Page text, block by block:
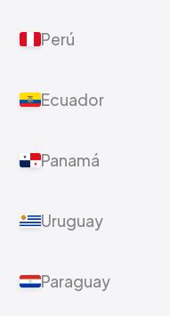
Perú
Ecuador
Panamá
Uruguay
Paraguay